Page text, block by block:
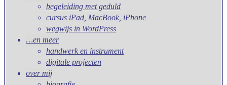
begeleiding met geduld
cursus iPad, MacBook, iPhone
wegwijs in WordPress
…en meer
handwerk en instrument
digitale projecten
over mij